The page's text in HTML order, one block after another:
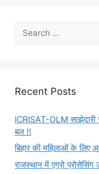
Recent Posts
ICRISAT-OLM साझेदारी
बल !!
बिहार की महिलाओं के लिए
राजस्थान में एग्रो